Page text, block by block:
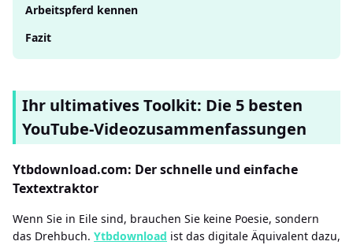
Arbeitspferd kennen
Fazit
Ihr ultimatives Toolkit: Die 5 besten
YouTube-Videozusammenfassungen
Ytbdownload.com: Der schnelle und einfache
Textextraktor
Wenn Sie in Eile sind, brauchen Sie keine Poesie, sondern
das Drehbuch. Ytbdownload ist das digitale Äquivalent dazu,